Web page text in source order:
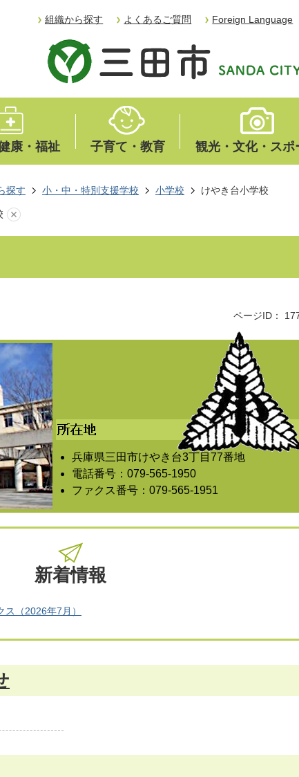
組織から探す よくあるご質問 Foreign Language
康・福祉 子育て・教育 観光・文化・スポ
探す 小・中・特別支援学校 小学校 けやき台小学校
ページID：
兵庫県三田市けやき台3丁目77番地
電話番号：079-565-1950
ファクス番号：079-565-1951
新着情報
ス（2026年7月）